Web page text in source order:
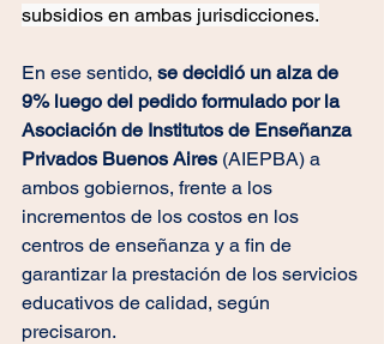
subsidios en ambas jurisdicciones.
En ese sentido, se decidió un alza de
9% luego del pedido formulado por la
Asociación de Institutos de Enseñanza
Privados Buenos Aires (AIEPBA) a
ambos gobiernos, frente a los
incrementos de los costos en los
centros de enseñanza y a fin de
garantizar la prestación de los servicios
educativos de calidad, según
precisaron.